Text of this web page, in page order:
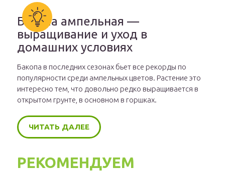
Бакопа ампельная —
выращивание и уход в
домашних условиях
Бакопа в последних сезонах бьет все рекорды по
популярности среди ампельных цветов. Растение это
интересно тем, что довольно редко выращивается в
открытом грунте, в основном в горшках.
ЧИТАТЬ ДАЛЕЕ
РЕКОМЕНДУЕМ